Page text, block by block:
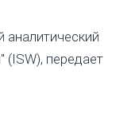
(ISW), передает